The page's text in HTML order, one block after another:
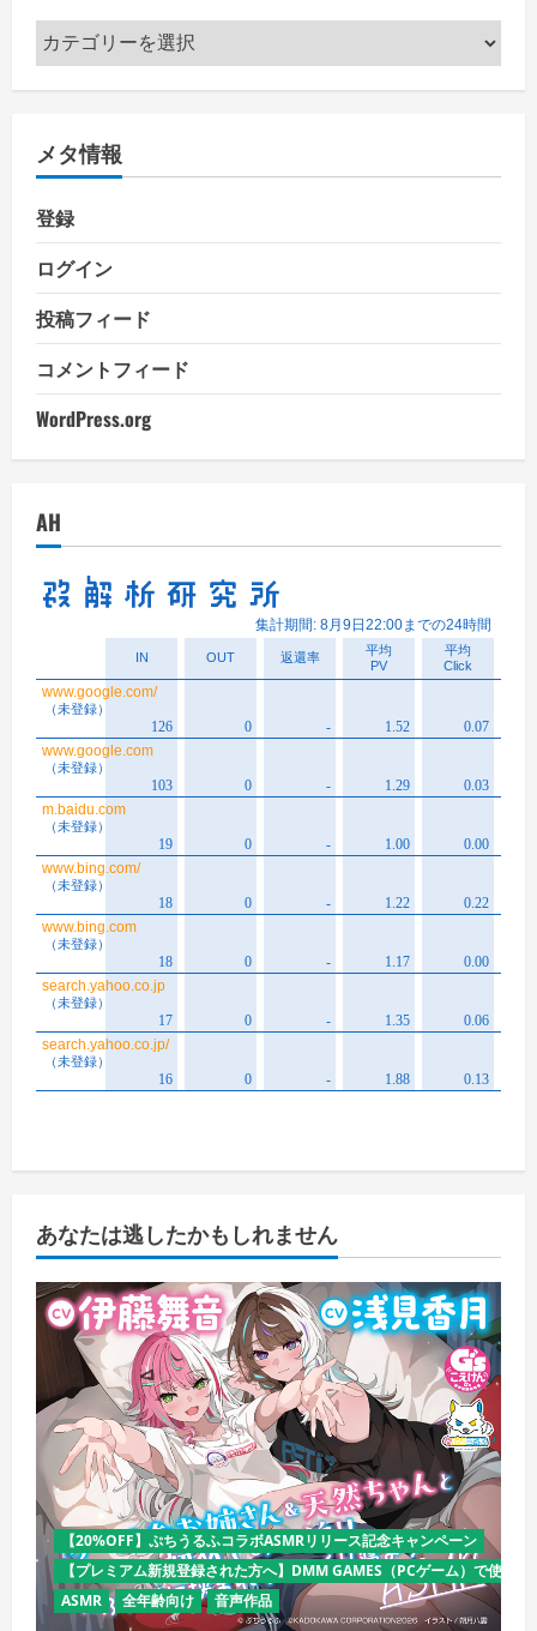
カ
テ
ー
メタ情報
登録
ログイン
投稿フィード
コメントフィード
WordPress.org
AH
あなたは逃したかもしれません
【20%OFF】ぷちうるふコラボASMRリリース記念キャンペーン
【プレミアム新規登録された方へ】DMM GAMES（PCゲーム）で使え
ASMR
全年齢向け 音声作品